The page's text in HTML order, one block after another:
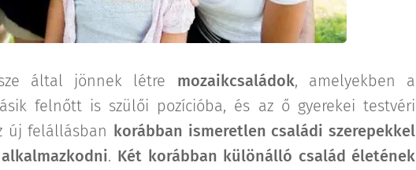
által jönnek létre mozaikcsaládok, amelyekben a
felnőtt is szülői pozícióba, és az ő gyerekei testvéri
új felállásban korábban ismeretlen családi szerepekkel
. Két korábban különálló család életének